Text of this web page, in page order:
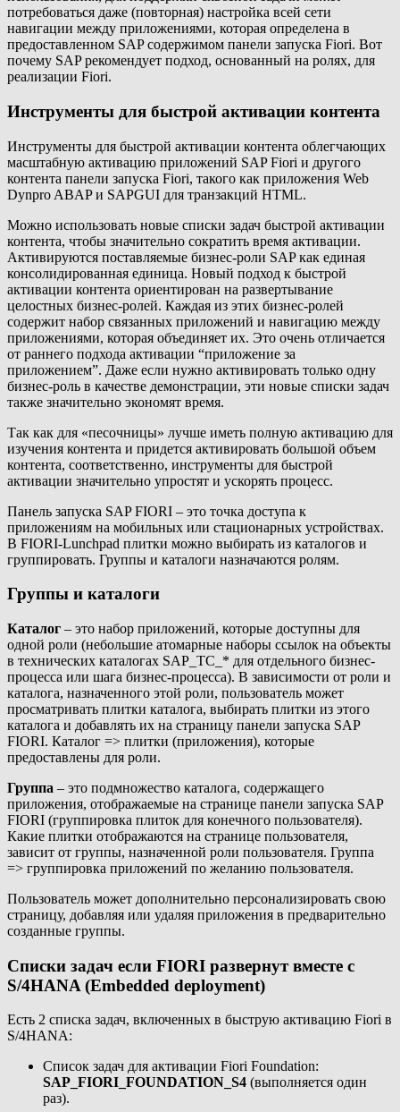
потребоваться даже (повторная) настройка всей сети
навигации между приложениями, которая определена в
предоставленном SAP содержимом панели запуска Fiori. Вот
почему SAP рекомендует подход, основанный на ролях, для
реализации Fiori.
Инструменты для быстрой активации контента
Инструменты для быстрой активации контента облегчающих
масштабную активацию приложений SAP Fiori и другого
контента панели запуска Fiori, такого как приложения Web
Dynpro ABAP и SAPGUI для транзакций HTML.
Можно использовать новые списки задач быстрой активации
контента, чтобы значительно сократить время активации.
Активируются поставляемые бизнес-роли SAP как единая
консолидированная единица. Новый подход к быстрой
активации контента ориентирован на развертывание
целостных бизнес-ролей. Каждая из этих бизнес-ролей
содержит набор связанных приложений и навигацию между
приложениями, которая объединяет их. Это очень отличается
от раннего подхода активации “приложение за
приложением”. Даже если нужно активировать только одну
бизнес-роль в качестве демонстрации, эти новые списки задач
также значительно экономят время.
Так как для «песочницы» лучше иметь полную активацию для
изучения контента и придется активировать большой объем
контента, соответственно, инструменты для быстрой
активации значительно упростят и ускорять процесс.
Панель запуска SAP FIORI – это точка доступа к
приложениям на мобильных или стационарных устройствах.
В FIORI-Lunchpad плитки можно выбирать из каталогов и
группировать. Группы и каталоги назначаются ролям.
Группы и каталоги
Каталог – это набор приложений, которые доступны для
одной роли (небольшие атомарные наборы ссылок на объекты
в технических каталогах SAP_TC_* для отдельного бизнес-
процесса или шага бизнес-процесса). В зависимости от роли и
каталога, назначенного этой роли, пользователь может
просматривать плитки каталога, выбирать плитки из этого
каталога и добавлять их на страницу панели запуска SAP
FIORI. Каталог => плитки (приложения), которые
предоставлены для роли.
Группа – это подмножество каталога, содержащего
приложения, отображаемые на странице панели запуска SAP
FIORI (группировка плиток для конечного пользователя).
Какие плитки отображаются на странице пользователя,
зависит от группы, назначенной роли пользователя. Группа
=> группировка приложений по желанию пользователя.
Пользователь может дополнительно персонализировать свою
страницу, добавляя или удаляя приложения в предварительно
созданные группы.
Списки задач если FIORI развернут вместе с
S/4HANA (Embedded deployment)
Есть 2 списка задач, включенных в быструю активацию Fiori в
S/4HANA:
Список задач для активации Fiori Foundation:
SAP_FIORI_FOUNDATION_S4 (выполняется один
раз).